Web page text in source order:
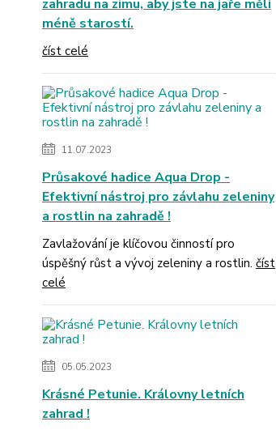
zahradu na zimu, aby jste na jaře měli
méně starostí.
číst celé
11.07.2023
Průsakové hadice Aqua Drop -
Efektivní nástroj pro závlahu zeleniny
a rostlin na zahradě !
Zavlažování je klíčovou činností pro
úspěšný růst a vývoj zeleniny a rostlin. číst
celé
05.05.2023
Krásné Petunie. Královny letních
zahrad !